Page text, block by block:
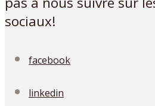
sociaux!
facebook
linkedin